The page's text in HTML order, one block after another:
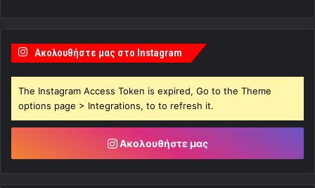
Ακολουθήστε μας στο Instagram
The Instagram Access Token is expired, Go to the Theme
options page > Integrations, to to refresh it.
Ακολουθήστε μας